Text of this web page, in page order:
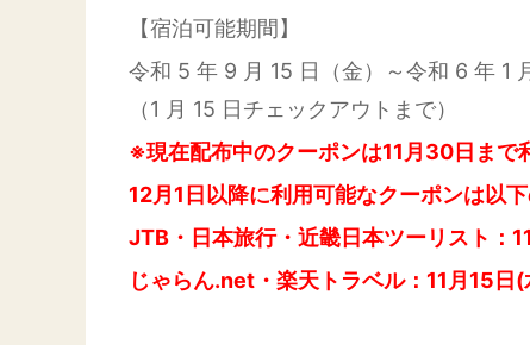
【宿泊可能期間】
令和 5 年 9 月 15 日（金）～令和 6 年 1
（1 月 15 日チェックアウトまで）
※現在配布中のクーポンは11月30日まで
12月1日以降に利用可能なクーポンは以
JTB・日本旅行・近畿日本ツーリスト：
じゃらん.net・楽天トラベル：11月15日